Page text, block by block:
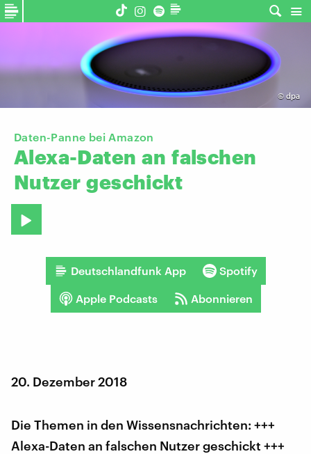
© dpa
Daten-Panne bei Amazon
Alexa-Daten an falschen
Nutzer geschickt
Deutschlandfunk App Spotify
Apple Podcasts Abonnieren
20. Dezember 2018
Die Themen in den Wissensnachrichten: +++
Alexa-Daten an falschen Nutzer geschickt +++